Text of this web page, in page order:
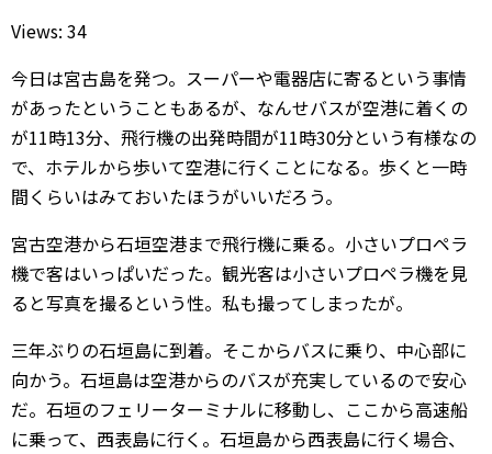
Views: 34
今日は宮古島を発つ。スーパーや電器店に寄るという事情
があったということもあるが、なんせバスが空港に着くの
が11時13分、飛行機の出発時間が11時30分という有様なの
で、ホテルから歩いて空港に行くことになる。歩くと一時
間くらいはみておいたほうがいいだろう。
宮古空港から石垣空港まで飛行機に乗る。小さいプロペラ
機で客はいっぱいだった。観光客は小さいプロペラ機を見
ると写真を撮るという性。私も撮ってしまったが。
三年ぶりの石垣島に到着。そこからバスに乗り、中心部に
向かう。石垣島は空港からのバスが充実しているので安心
だ。石垣のフェリーターミナルに移動し、ここから高速船
に乗って、西表島に行く。石垣島から西表島に行く場合、